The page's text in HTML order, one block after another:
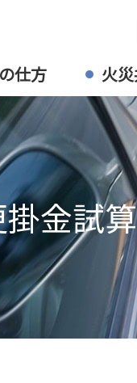
仕方 火
金試算